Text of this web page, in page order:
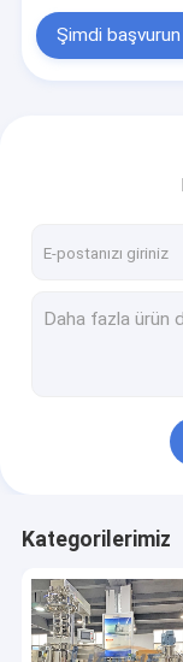
Şimdi başvurun
Kategorilerimiz